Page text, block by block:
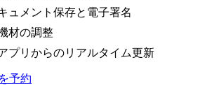
ュメント保存と電子署名
材の調整
プリからのリアルタイム更新
予約